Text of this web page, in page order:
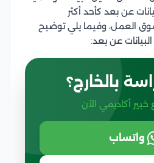
عن بعد كأحد أكثر
العمل، وفيما يلي توضيح
عن بعد:
بالخارج؟
أكاديمي الآن
واتساب